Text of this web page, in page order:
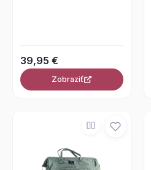
39,95 €
Zobraziť